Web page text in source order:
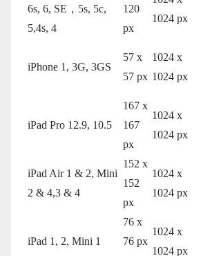
6s, 6, SE，5s, 5c,
5,4s, 4
120
px
1024 px
iPhone 1, 3G, 3GS
57 x
57 px
1024 x
1024 px
iPad Pro 12.9, 10.5
167 x
167
px
1024 x
1024 px
iPad Air 1 & 2, Mini
2 & 4,3 & 4
152 x
152
px
1024 x
1024 px
iPad 1, 2, Mini 1
76 x
76 px
1024 x
1024 px